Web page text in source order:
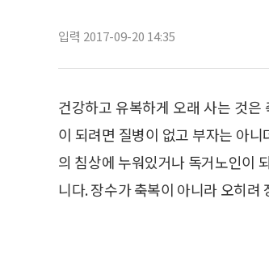
입력 2017-09-20 14:35
건강하고 유복하게 오래 사는 것
이 되려면 질병이 없고 부자는 아
의 침상에 누워있거나 독거노인이
니다. 장수가 축복이 아니라 오히